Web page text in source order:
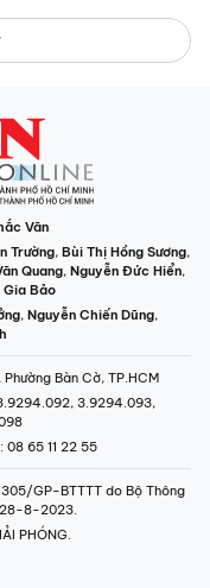
Văn
Trường, Bùi Thị Hồng Sương,
Quang, Nguyễn Đức Hiển,
Gia Bảo
, Nguyễn Chiến Dũng,
Bàn Cờ, TP.HCM
3.9294.093,
: 08 65 11 22 55
GP-BTTTT do Bộ Thông
8-2023.
PHÓNG.